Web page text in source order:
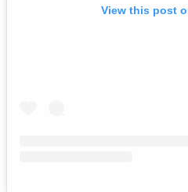
View this post